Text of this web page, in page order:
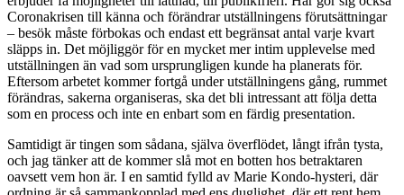
Coronakrisen till känna och förändrar utställningens förutsättningar
– besök måste förbokas och endast ett begränsat antal varje kvart
släpps in. Det möjliggör för en mycket mer intim upplevelse med
utställningen än vad som ursprungligen kunde ha planerats för.
Eftersom arbetet kommer fortgå under utställningens gång, rummet
förändras, sakerna organiseras, ska det bli intressant att följa detta
som en process och inte en enbart som en färdig presentation.
Samtidigt är tingen som sådana, själva överflödet, långt ifrån tysta,
och jag tänker att de kommer slå mot en botten hos betraktaren
oavsett vem hon är. I en samtid fylld av Marie Kondo-hysteri, där